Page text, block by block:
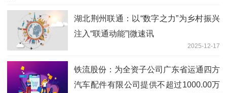
湖北荆州联通：以“数字之力”为乡村振兴
注入“联通动能”|微速讯
2025-12-17
铁流股份：为全资子公司广东省运通四方
汽车配件有限公司提供不超过1000.00万